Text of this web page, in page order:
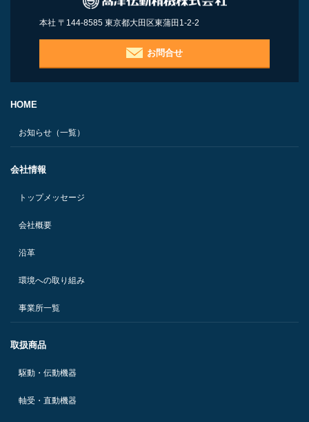
本社 〒144-8585 東京都大田区東蒲田1-2-2
お問合せ
HOME
お知らせ（一覧）
会社情報
トップメッセージ
会社概要
沿革
環境への取り組み
事業所一覧
取扱商品
駆動・伝動機器
軸受・直動機器